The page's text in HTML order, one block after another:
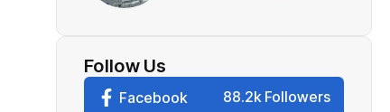
Follow Us
Facebook 88.2k Followers